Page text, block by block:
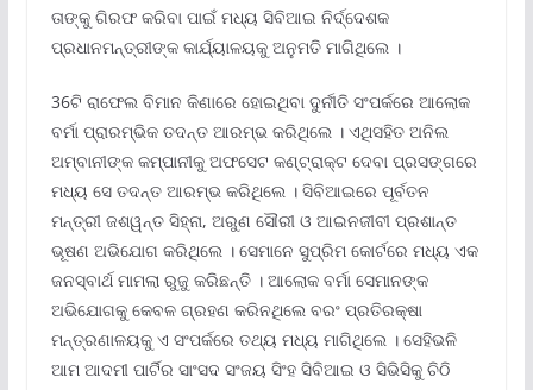
ତାଙ୍କୁ ଗିରଫ କରିବା ପାଇଁ ମଧ୍ୟ ସିବିଆଇ ନିର୍ଦ୍ଦେଶକ
ପ୍ରଧାନମନ୍ତ୍ରୀଙ୍କ କାର୍ଯ୍ୟାଳୟକୁ ଅନୁମତି ମାଗିଥିଲେ ।
36ଟି ରାଫେଲ ବିମାନ କିଣାରେ ହୋଇଥିବା ଦୁର୍ନୀତି ସଂପର୍କରେ ଆଲୋକ
ବର୍ମା ପ୍ରାରମ୍ଭିକ ତଦନ୍ତ ଆରମ୍ଭ କରିଥିଲେ । ଏଥିସହିତ ଅନିଲ
ଅମ୍ବାନୀଙ୍କ କମ୍ପାନୀକୁ ଅଫସେଟ କଣ୍ଟ୍ରାକ୍ଟ ଦେବା ପ୍ରସଙ୍ଗରେ
ମଧ୍ୟ ସେ ତଦନ୍ତ ଆରମ୍ଭ କରିଥିଲେ । ସିବିଆଇରେ ପୂର୍ବତନ
ମନ୍ତ୍ରୀ ଜଶୱନ୍ତ ସିହ୍ନା, ଅରୁଣ ସୌରୀ ଓ ଆଇନଜୀବୀ ପ୍ରଶାନ୍ତ
ଭୂଷଣ ଅଭିଯୋଗ କରିଥିଲେ । ସେମାନେ ସୁପ୍ରିମ କୋର୍ଟରେ ମଧ୍ୟ ଏକ
ଜନସ୍ବାର୍ଥ ମାମଲା ରୁଜୁ କରିଛନ୍ତି । ଆଲୋକ ବର୍ମା ସେମାନଙ୍କ
ଅଭିଯୋଗକୁ କେବଳ ଗ୍ରହଣ କରିନଥିଲେ ବରଂ ପ୍ରତିରକ୍ଷା
ମନ୍ତ୍ରଣାଳୟକୁ ଏ ସଂପର୍କରେ ତଥ୍ୟ ମଧ୍ୟ ମାଗିଥିଲେ । ସେହିଭଳି
ଆମ ଆଦମୀ ପାର୍ଟିର ସାଂସଦ ସଂଜୟ ସିଂହ ସିବିଆଇ ଓ ସିଭିସିକୁ ଚିଠି